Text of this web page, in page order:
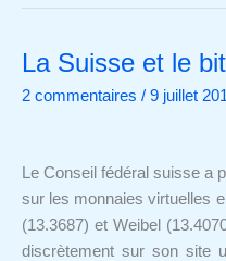
La Suisse et le
2 commentaires / 9 juillet
Le Conseil fédéral suisse a
sur les monnaies virtuelles
(13.3687) et Weibel
discrètement sur son site
La
Suisse
bitcoin